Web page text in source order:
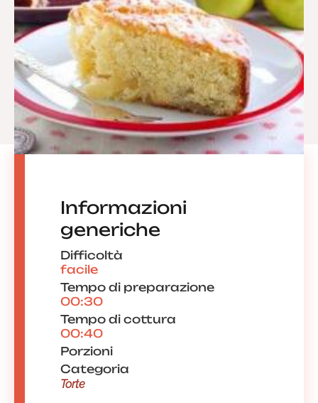
Informazioni
generiche
Difficoltà
facile
Tempo di preparazione
00:30
Tempo di cottura
00:40
Porzioni
Categoria
Torte